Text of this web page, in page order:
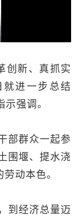
新、真抓实
进一步总结
强调。
群众一起参
围堰、提水浇
动本色。
经济总量迈